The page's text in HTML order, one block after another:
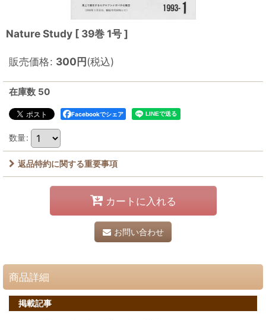
Nature Study [ 39巻 1号 ]
販売価格: 300円(税込)
在庫数 50
Facebookでシェア
数量:
返品特約に関する重要事項
カートに入れる
お問い合わせ
商品詳細
掲載記事